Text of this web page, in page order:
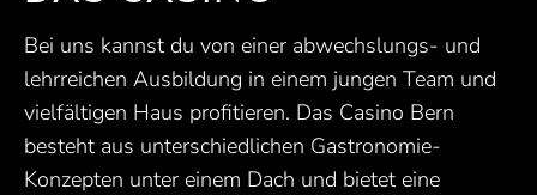
Bei uns kannst du von einer abwechslungs- und
lehrreichen Ausbildung in einem jungen Team und
vielfältigen Haus profitieren. Das Casino Bern
besteht aus unterschiedlichen Gastronomie-
Konzepten unter einem Dach und bietet eine